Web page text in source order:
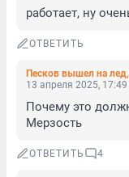
работает, ну
ОТВЕТИТЬ
13 апреля 2025, 17:49
Почему это
Мерзость
ОТВЕТИТЬ 4